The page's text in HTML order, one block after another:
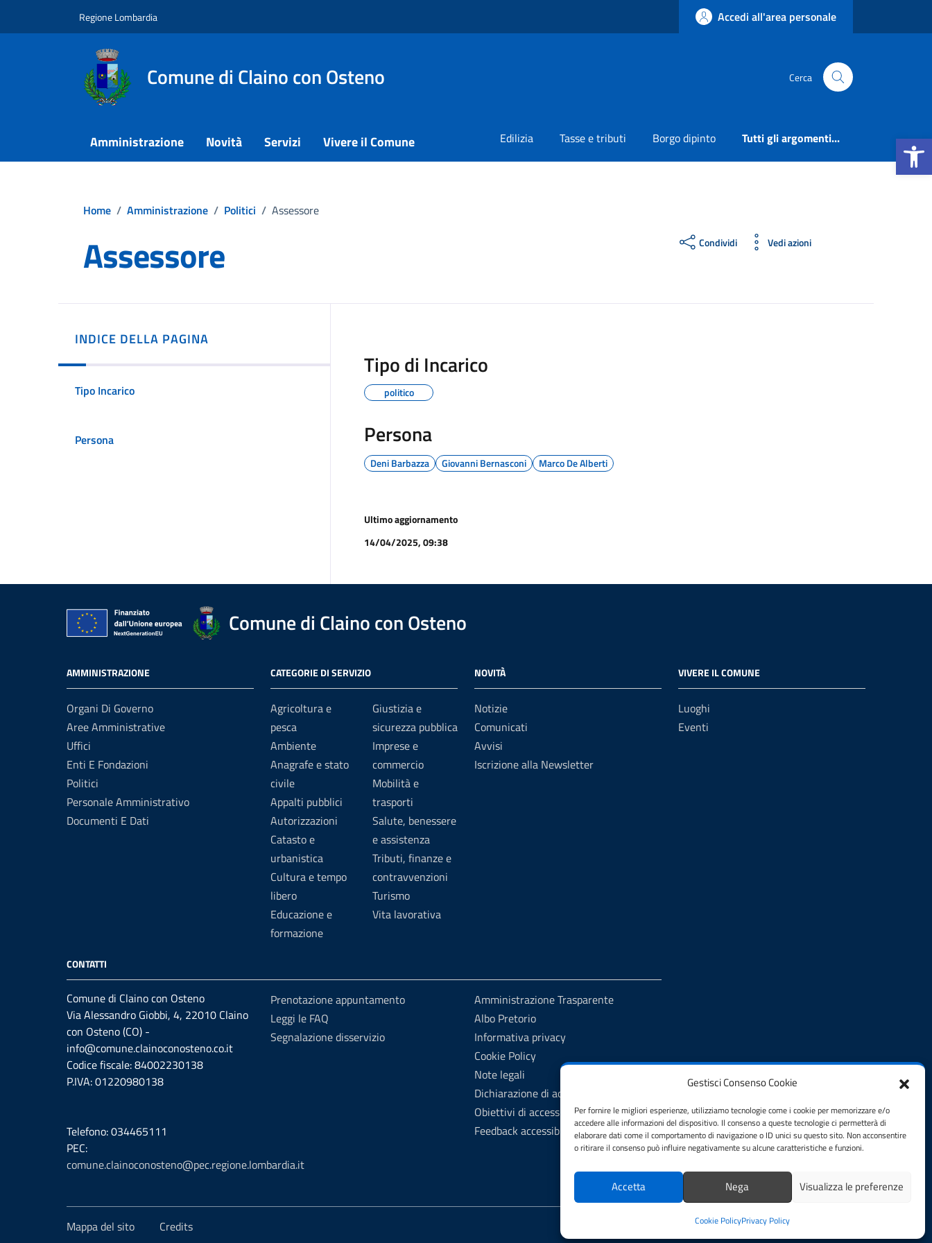
Apri la
Gestisci Consenso Cookie
Per fornire le migliori esperienze, utilizziamo tecnologie come i cookie per memorizzare e/o
accedere alle informazioni del dispositivo. Il consenso a queste tecnologie ci permetterà di
elaborare dati come il comportamento di navigazione o ID unici su questo sito. Non acconsentire
o ritirare il consenso può influire negativamente su alcune caratteristiche e funzioni.
Accetta Nega Visualizza le preferenze
Cookie PolicyPrivacy Policy
Regione Lombardia Accedi all'area personale
Comune di Claino con Osteno Cerca
Amministrazione Novità Servizi Vivere il Comune Edilizia Tasse e tributi Borgo dipinto Tutti gli argomenti...
Home / Amministrazione / Politici / Assessore
Assessore Condividi Vedi azioni
INDICE DELLA PAGINA
Tipo Incarico
Persona
Tipo di Incarico
politico
Persona
Deni Barbazza Giovanni Bernasconi Marco De Alberti
Ultimo aggiornamento
14/04/2025, 09:38
Comune di Claino con Osteno
AMMINISTRAZIONE
Organi Di Governo
Aree Amministrative
Uffici
Enti E Fondazioni
Politici
Personale Amministrativo
Documenti E Dati
CATEGORIE DI SERVIZIO
Agricoltura e
pesca
Ambiente
Anagrafe e stato
civile
Appalti pubblici
Autorizzazioni
Catasto e
urbanistica
Cultura e tempo
libero
Educazione e
formazione
Giustizia e
sicurezza pubblica
Imprese e
commercio
Mobilità e
trasporti
Salute, benessere
e assistenza
Tributi, finanze e
contravvenzioni
Turismo
Vita lavorativa
NOVITÀ
Notizie
Comunicati
Avvisi
Iscrizione alla Newsletter
VIVERE IL COMUNE
Luoghi
Eventi
CONTATTI
Comune di Claino con Osteno
Via Alessandro Giobbi, 4, 22010 Claino
con Osteno (CO) -
info@comune.clainoconosteno.co.it
Codice fiscale: 84002230138
P.IVA: 01220980138
Telefono: 034465111
PEC:
comune.clainoconosteno@pec.regione.lombardia.it
Prenotazione appuntamento
Leggi le FAQ
Segnalazione disservizio
Amministrazione Trasparente
Albo Pretorio
Informativa privacy
Cookie Policy
Note legali
Dichiarazione di accessibilità
Obiettivi di accessibilità
Feedback accessibilità
Mappa del sito Credits